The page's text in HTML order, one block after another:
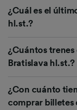
¿Cuál es el
hl.st.?
¿Cuántos
Bratislava hl.st.?
¿Con cuánto
comprar billetes